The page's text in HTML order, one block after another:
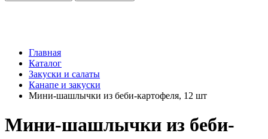
Главная
Каталог
Закуски и салаты
Канапе и закуски
Мини-шашлычки из беби-картофеля, 12 шт
Мини-шашлычки из беби-